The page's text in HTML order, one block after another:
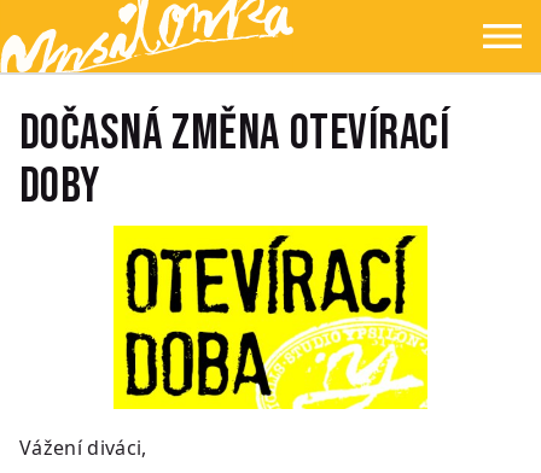
Přejít na hlavní obsah
Přejít na navigaci
Přejít na hledání
Ypsilonka ☰
DOČASNÁ ZMĚNA OTEVÍRACÍ
DOBY
Vážení diváci,